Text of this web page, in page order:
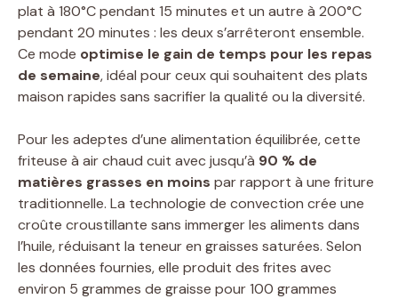
plat à 180°C pendant 15 minutes et un autre à 200°C
pendant 20 minutes : les deux s’arrêteront ensemble.
Ce mode optimise le gain de temps pour les repas
de semaine, idéal pour ceux qui souhaitent des plats
maison rapides sans sacrifier la qualité ou la diversité.
Pour les adeptes d’une alimentation équilibrée, cette
friteuse à air chaud cuit avec jusqu’à 90 % de
matières grasses en moins par rapport à une friture
traditionnelle. La technologie de convection crée une
croûte croustillante sans immerger les aliments dans
l’huile, réduisant la teneur en graisses saturées. Selon
les données fournies, elle produit des frites avec
environ 5 grammes de graisse pour 100 grammes